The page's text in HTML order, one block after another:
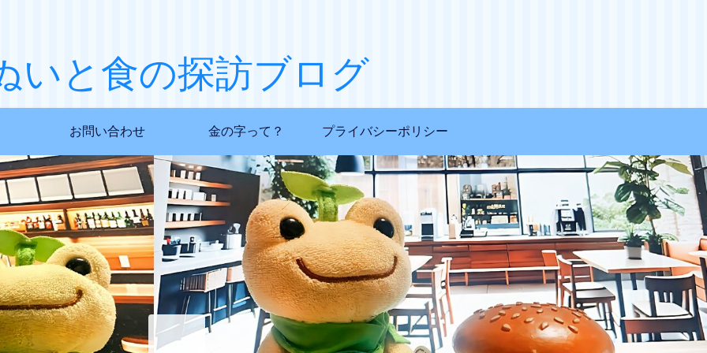
いと食の探訪ブログ
お問い合わせ 金の字って？ プライバシーポリシー